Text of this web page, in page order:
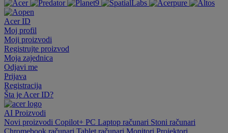
Acer ID
Moj profil
Moji proizvodi
Registrujte proizvod
Moja zajednica
Odjavi me
Prijava
Registracija
Šta je Acer ID?
AI Proizvodi
Novi proizvodi Copilot+ PC Laptop računari Stoni računari
Chromebook računari Tablet računari Monitori Projektori